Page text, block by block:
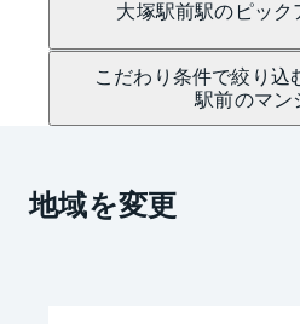
大塚駅前駅のピック
こだわり条件で絞り込
駅前のマン
地域を変更